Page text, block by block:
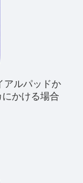
アルパッドか
かける場合